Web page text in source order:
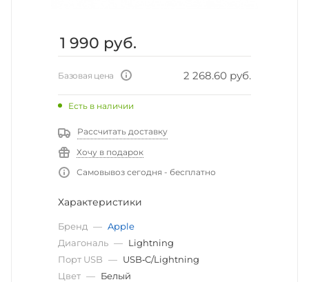
1 990 руб.
Базовая цена 2 268.60 руб.
Есть в наличии
Рассчитать доставку
Хочу в подарок
Самовывоз сегодня - бесплатно
Характеристики
Бренд — Apple
Диагональ — Lightning
Порт USB — USB‑C/Lightning
Цвет — Белый